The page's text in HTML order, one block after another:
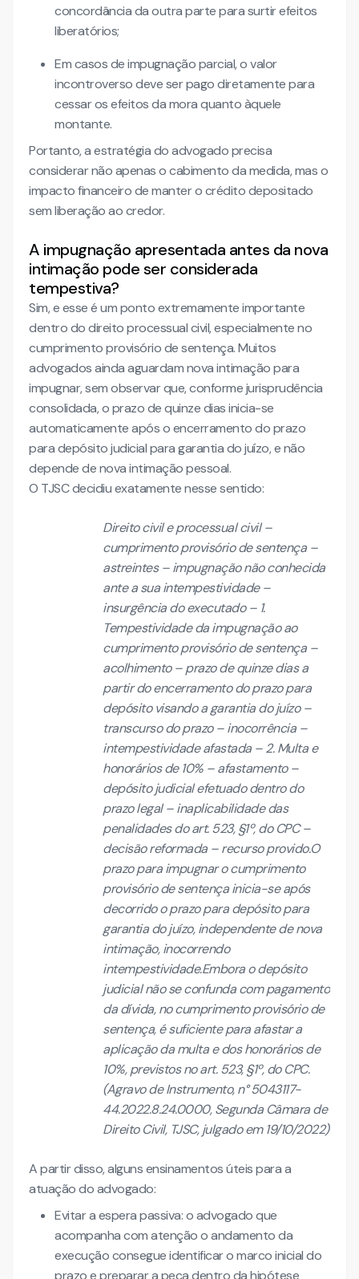
concordância da outra parte para surtir efeitos
liberatórios;
Em casos de impugnação parcial, o valor
incontroverso deve ser pago diretamente para
cessar os efeitos da mora quanto àquele
montante.
Portanto, a estratégia do advogado precisa
considerar não apenas o cabimento da medida, mas o
impacto financeiro de manter o crédito depositado
sem liberação ao credor.
A impugnação apresentada antes da nova
intimação pode ser considerada
tempestiva?
Sim, e esse é um ponto extremamente importante
dentro do direito processual civil, especialmente no
cumprimento provisório de sentença. Muitos
advogados ainda aguardam nova intimação para
impugnar, sem observar que, conforme jurisprudência
consolidada, o prazo de quinze dias inicia-se
automaticamente após o encerramento do prazo
para depósito judicial para garantia do juízo, e não
depende de nova intimação pessoal.
O TJSC decidiu exatamente nesse sentido:
Direito civil e processual civil –
cumprimento provisório de sentença –
astreintes – impugnação não conhecida
ante a sua intempestividade –
insurgência do executado – 1.
Tempestividade da impugnação ao
cumprimento provisório de sentença –
acolhimento – prazo de quinze dias a
partir do encerramento do prazo para
depósito visando a garantia do juízo –
transcurso do prazo – inocorrência –
intempestividade afastada – 2. Multa e
honorários de 10% – afastamento –
depósito judicial efetuado dentro do
prazo legal – inaplicabilidade das
penalidades do art. 523, §1º, do CPC –
decisão reformada – recurso provido.O
prazo para impugnar o cumprimento
provisório de sentença inicia-se após
decorrido o prazo para depósito para
garantia do juízo, independente de nova
intimação, inocorrendo
intempestividade.Embora o depósito
judicial não se confunda com pagamento
da dívida, no cumprimento provisório de
sentença, é suficiente para afastar a
aplicação da multa e dos honorários de
10%, previstos no art. 523, §1º, do CPC.
(Agravo de Instrumento, n° 5043117-
44.2022.8.24.0000, Segunda Câmara de
Direito Civil, TJSC, julgado em 19/10/2022)
A partir disso, alguns ensinamentos úteis para a
atuação do advogado:
Evitar a espera passiva: o advogado que
acompanha com atenção o andamento da
execução consegue identificar o marco inicial do
prazo e preparar a peça dentro da hipótese